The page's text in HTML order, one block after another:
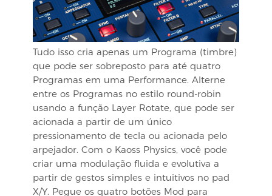
Tudo isso cria apenas um Programa (timbre)
que pode ser sobreposto para até quatro
Programas em uma Performance. Alterne
entre os Programas no estilo round-robin
usando a função Layer Rotate, que pode ser
acionada a partir de um único
pressionamento de tecla ou acionada pelo
arpejador. Com o Kaoss Physics, você pode
criar uma modulação fluida e evolutiva a
partir de gestos simples e intuitivos no pad
X/Y. Pegue os quatro botões Mod para